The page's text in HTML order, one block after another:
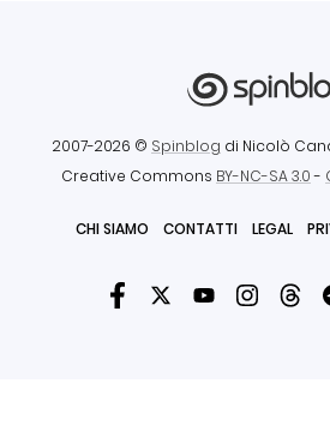
2007-2026 © Spinblog di Nicolò
Creative Commons BY-NC-SA 3.0-
CHI SIAMO CONTATTI LEGAL